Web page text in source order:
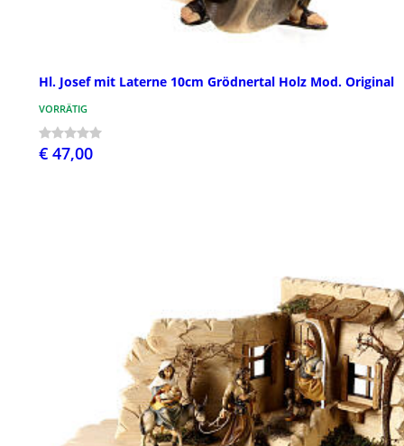
Hl. Josef mit Laterne 10cm Grödnertal Holz Mod. Original
VORRÄTIG
€ 47,00